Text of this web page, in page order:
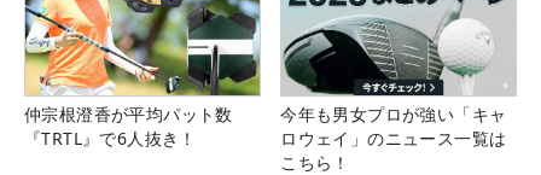
仲宗根澄香が平均パット数
『TRTL』で6人抜き！
今年も男女プロが強い「キャ
ロウェイ」のニュース一覧は
こちら！